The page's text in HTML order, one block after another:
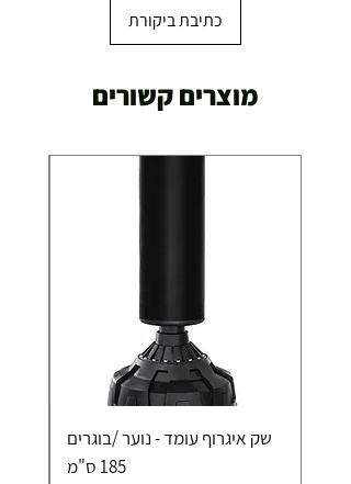
משלוח מהיר עד הבית ( עד 20 ק"ג)
תוספת התקנה למכשירי כושר / מתקני חצר ושולחנות
איסוף עצמי ללא עלות מסניף טבריה . רחוב העצמאות 5
מוצרי כושר ( בלבד) ניתן לאסוף ממחסני החברה בת"א
כתיבת ביקורת
מוצרים קשורים
שק איגרוף עומד - נוער /בוגרים
185 ס"מ